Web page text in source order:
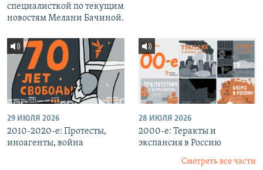
специалисткой по текущим
новостям Мелани Бачиной.
29 ИЮЛЯ 2026
2010-2020-е: Протесты,
иноагенты, война
28 ИЮЛЯ 2026
2000-е: Теракты и
экспансия в Россию
Смотреть все части